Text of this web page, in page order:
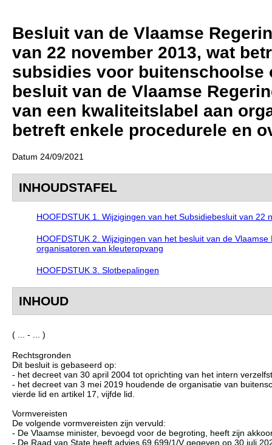
Besluit van de Vlaamse
van 22 november 2013, wat
subsidies voor buitenschoolse
besluit van de Vlaamse
van een kwaliteitslabel aan
betreft enkele procedurele en
Datum 24/09/2021
INHOUDSTAFEL
HOOFDSTUK 1. Wijzigingen van het Subsidiebesluit van 22
HOOFDSTUK 2. Wijzigingen van het besluit van de
organisatoren van kleuteropvang
HOOFDSTUK 3. Slotbepalingen
INHOUD
( ... - ... )
Rechtsgronden
Dit besluit is gebaseerd op:
- het decreet van 30 april 2004 tot oprichting van het intern
- het decreet van 3 mei 2019 houdende de organisatie van
vierde lid en artikel 17, vijfde lid.
Vormvereisten
De volgende vormvereisten zijn vervuld:
- De Vlaamse minister, bevoegd voor de begroting, heeft zijn
- De Raad van State heeft advies 69.699/1/V gegeven op 30 juli